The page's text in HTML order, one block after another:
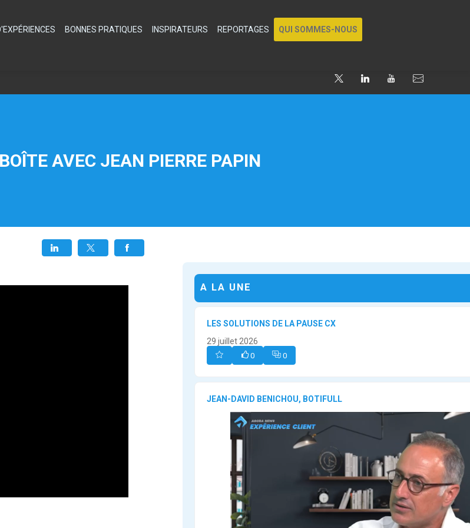
BONNES PRATIQUES INSPIRATEURS REPORTAGES QUI SOMMES-NOUS
AVEC JEAN PIERRE PAPIN
A LA UNE
LES SOLUTIONS DE LA PAUSE CX
29 juillet 2026
0 0
JEAN-DAVID BENICHOU, BOTIFULL